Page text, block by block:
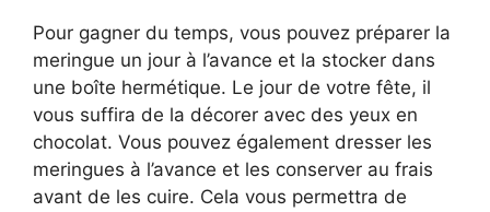
Pour gagner du temps, vous pouvez préparer la
meringue un jour à l’avance et la stocker dans
une boîte hermétique. Le jour de votre fête, il
vous suffira de la décorer avec des yeux en
chocolat. Vous pouvez également dresser les
meringues à l’avance et les conserver au frais
avant de les cuire. Cela vous permettra de